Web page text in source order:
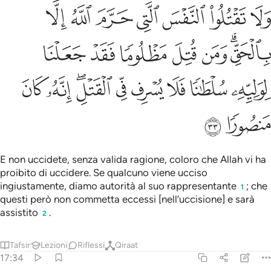
ولا تقتلوا النفس التي حرم الله الا بالحق ومن قتل مظلوما فقد جعلنا
وَلَا تَقْتُلُوا۟ ٱلنَّفْسَ ٱلَّتِى حَرَّمَ ٱللَّهُ إِلَّا بِٱلْحَقِّ ۗ وَمَن قُتِلَ
ﲄﲅﲆﲇﲈﲉﲊ
ﲋﲌﲍﲎﲏﲐﲑ
ﲒﲓﲔﲕﲖﲗﲘﲙﲚ
ﲛﲜ
E non uccidete, senza valida ragione, coloro che Allah vi ha
proi­bito di uccidere. Se qualcuno viene ucciso
ingiustamente, diamo auto­rità al suo rappresentante 1 ; che
questi però non commetta eccessi [nell’uccisione] e sarà
assistito 2 .
Tafsir Lezioni Riflessi Qiraat
17:34